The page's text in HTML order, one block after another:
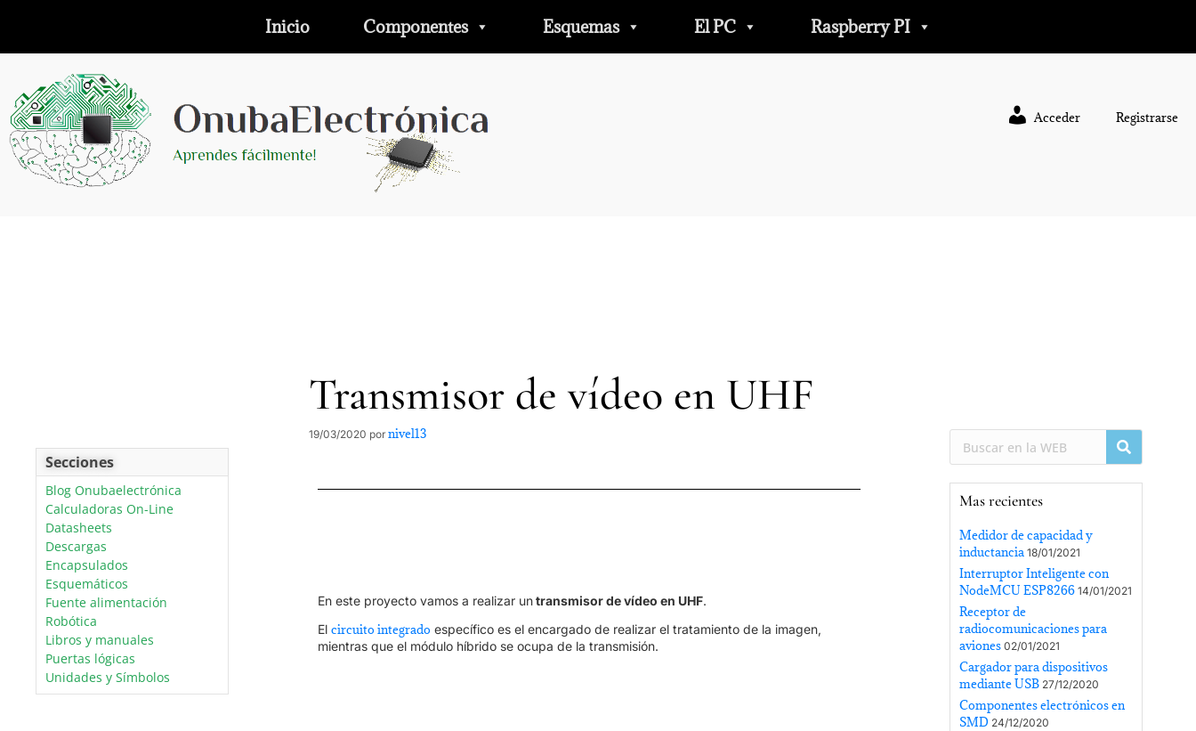
Inicio Componentes Esquemas El PC Raspberry PI
Acceder Registrarse
Transmisor de vídeo en UHF
19/03/2020 por nivel13
En este proyecto vamos a realizar untransmisor de vídeo en UHF.
El circuito integradoespecífico es el encargado de realizar el tratamiento de la imagen,
mientras que el módulo híbrido se ocupa de la transmisión.
Secciones
Blog Onubaelectrónica
Calculadoras On-Line
Datasheets
Descargas
Encapsulados
Esquemáticos
Fuente alimentación
Robótica
Libros y manuales
Puertas lógicas
Unidades y Símbolos
Mas recientes
Medidor de capacidad y
inductancia 18/01/2021
Interruptor Inteligente con
NodeMCU ESP8266 14/01/2021
Receptor de
radiocomunicaciones para
aviones 02/01/2021
Cargador para dispositivos
mediante USB 27/12/2020
Componentes electrónicos en
SMD 24/12/2020